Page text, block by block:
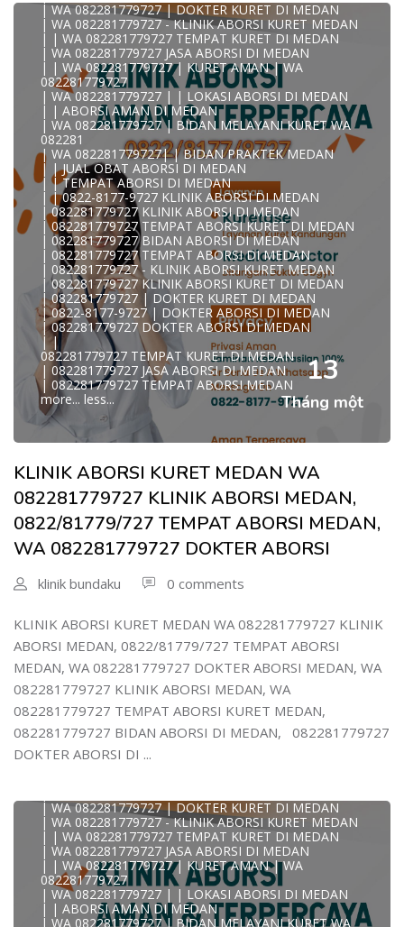
| WA 082281779727 | DOKTER KURET DI MEDAN
| WA 082281779727 - KLINIK ABORSI KURET MEDAN
| | WA 082281779727 TEMPAT KURET DI MEDAN
| WA 082281779727 JASA ABORSI DI MEDAN
| | WA 082281779727 | KURET AMAN | WA
082281779727
| WA 082281779727 | | LOKASI ABORSI DI MEDAN
| | ABORSI AMAN DI MEDAN
| WA 082281779727 | BIDAN MELAYANI KURET WA
082281
| WA 082281779727| | BIDAN PRAKTEK MEDAN
| | JUAL OBAT ABORSI DI MEDAN
| | TEMPAT ABORSI DI MEDAN
| | 0822-8177-9727 KLINIK ABORSI DI MEDAN
| 082281779727 KLINIK ABORSI DI MEDAN
| 082281779727 TEMPAT ABORSI KURET DI MEDAN
| 082281779727 BIDAN ABORSI DI MEDAN
| 082281779727 TEMPAT ABORSI DI MEDAN
| 082281779727 - KLINIK ABORSI KURET MEDAN
| 082281779727 KLINIK ABORSI KURET DI MEDAN
| 082281779727 | DOKTER KURET DI MEDAN
| 0822-8177-9727 | DOKTER ABORSI DI MEDAN
| 082281779727 DOKTER ABORSI DI MEDAN
| |
082281779727 TEMPAT KURET DI MEDAN
| 082281779727 JASA ABORSI DI MEDAN
| 082281779727 TEMPAT ABORSI MEDAN
more... less...
13
Tháng một
KLINIK ABORSI KURET MEDAN WA
082281779727 KLINIK ABORSI MEDAN,
0822/81779/727 TEMPAT ABORSI MEDAN,
WA 082281779727 DOKTER ABORSI
klinik bundaku 0 comments
KLINIK ABORSI KURET MEDAN WA 082281779727 KLINIK
ABORSI MEDAN, 0822/81779/727 TEMPAT ABORSI
MEDAN, WA 082281779727 DOKTER ABORSI MEDAN, WA
082281779727 KLINIK ABORSI MEDAN, WA
082281779727 TEMPAT ABORSI KURET MEDAN,
082281779727 BIDAN ABORSI DI MEDAN, 082281779727
DOKTER ABORSI DI ...
KLINIK ABORSI KURET MEDAN WA 082281779727 KLINIK
A
0822/81779/727 TEMPAT ABORSI MEDAN
WA 082281779727 DOKTER ABORSI MEDAN
WA 082281779727 KLINIK ABORSI MEDAN
WA 082281779727 TEMPAT ABORSI KURET MEDAN
082281779727 BIDAN ABORSI DI MEDAN
082281779727 DOKTER ABORSI DI MEDAN
WA 0822*81779*727 TEMPAT ABORSI MEDAN
WA 082281779727 DOKTER KURET DI MEDAN
WA 082281779727 TEMPAT KURET DI MEDAN
WA 082281779727 JASA ABORSI DI MEDAN
| WA 082-281-779-727 KURET AMAN WA 082281779727
TE
| WA 082-281-779-727 LOKASI ABORSI DI MEDAN
082-281-779-727 ABORSI AMAN DI MEDAN
| WA 082281779727 BIDAN MELAYANI KURET WA
08228177
WA 082281779727 BIDAN PRAKTEK MEDAN
| KLINIK ABORSI MEDAN
WA 082281779727 TEMPAT ABORSI DI MEDAN
| 082281779727 KLINIK ABORSI MEDAN
| WA 0822-8177-9727 DOKTER ABORSI DI MEDAN
| WA 082*2817797*27 BIDAN ABORSI DI MEDAN
| WA 0822*81779*727 KLINIK KURET DI MEDAN
WA 082281779727 KURET AMAN | WA 082281779727
KLINI
| WA 082/281779/727 KLINIK ABORSI KURET DI MEDAN
| WA 082281779727 DOKTER KURET DI MEDAN
WA 082281779727 DOKTER ABORSI DI MEDAN
| WA 08228*1779*727 TEMPAT KURET DI MEDAN
| WA )082281779727) JASA ABORSI DI MEDAN
| WA 0822#8177#9727 TEMPAT ABORSI MEDAN
| ABORSI AMAN DI MEDAN
| WA 082281779727 TEMPAT KURET MEDAN
0822817797
| WA 082281779727BIDAN PRAKTEK MEDAN
JUAL OBAT ABORSI DI MEDAN
| TEMPAT ABORSI DI MEDAN
| HTTPS://WA.ME/6282281779727 WA 082-281-779-727 K
| WA 082281779727 KLINIK ABORSI KURET DI MEDAN
| WA 082281779727 TEMPAT ABORSI DI MEDAN
| WA 082281779727 BIDAN ABORSI DI MEDAN
| WA 082281779727 TEMPAT ABORSI MEDAN
| 0822-8177-9727 DOKTER ABORSI DI MEDAN
| WA 082281779727 TEMPAT ABORSI KURET DI MEDAN
| WA 082281779727 | DOKTER KURET DI MEDAN
| WA 082281779727 - KLINIK ABORSI KURET MEDAN
| | WA 082281779727 TEMPAT KURET DI MEDAN
| WA 082281779727 JASA ABORSI DI MEDAN
| | WA 082281779727 | KURET AMAN | WA
082281779727
| WA 082281779727 | | LOKASI ABORSI DI MEDAN
| | ABORSI AMAN DI MEDAN
| WA 082281779727 | BIDAN MELAYANI KURET WA
KLINIK ABORSI KURET MEDAN WA 082281779727 KLINIK
A
0822/81779/727 TEMPAT ABORSI MEDAN
WA 082281779727 DOKTER ABORSI MEDAN